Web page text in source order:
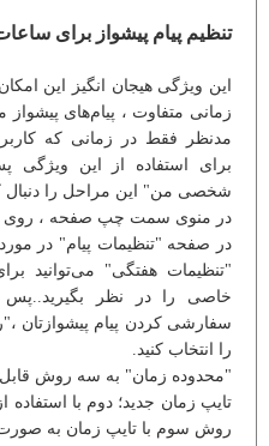
تنظیم پیام پیشواز برای
این ویژگی هیجان انگیز این
زمانی متفاوت ، پیام‌های پیشواز
مدنظر فقط در زمانی که
برای استفاده از این
شخصی من" این مراحل را دنبال
در منوی سمت چپ صفحه ، روی
در صفحه "تنظیمات پیام" در
"تنظیمات هفتگی" می‌توانید
خاصی را در نظر بگیرید..پس
سفارشی کردن پیام پیشوازتان
را انتخاب کنید.
"محدوده زمان" به سه روش قابل
روش سوم با تایپ زمان به صورت